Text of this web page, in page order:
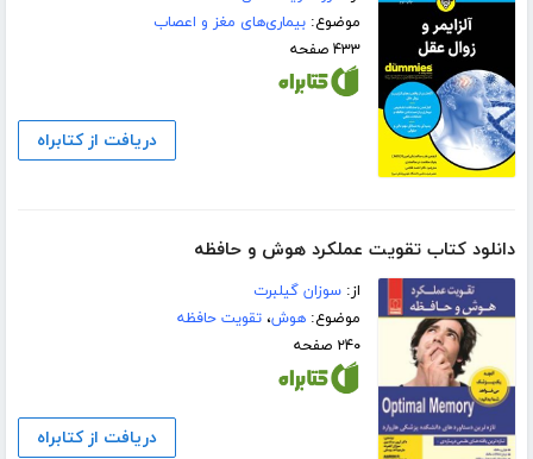
موضوع:بیماری‌های مغز و اعصاب
۴۳۳ صفحه
دریافت از کتابراه
دانلود کتاب تقویت عملکرد هوش و حافظه
از:سوزان گیلبرت
موضوع:هوش،تقویت حافظه
۲۴۰ صفحه
دریافت از کتابراه